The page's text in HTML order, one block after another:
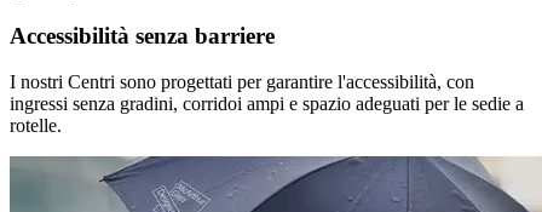
Accessibilità senza barriere
I nostri Centri sono progettati per garantire l'accessibilità, con
ingressi senza gradini, corridoi ampi e spazio adeguati per le sedie a
rotelle.